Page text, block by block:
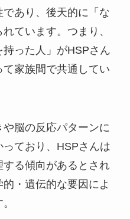
あり、後天的に「な
ています。つまり、
持った人」がHSPさん
家族間で共通してい
脳の反応パターンに
ており、HSPさんは
る傾向があるとされ
・遺伝的な要因によ